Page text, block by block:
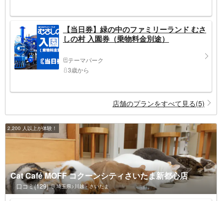
【当日券】緑の中のファミリーランド むさ
しの村 入園券（乗物料金別途）
テーマパーク
3歳から
店舗のプランをすべて見る(5)
2,200 人以上が体験！
Cat Café MOFF コクーンシティさいたま新都心店
口コミ(129) 埼玉県>川越・さいたま